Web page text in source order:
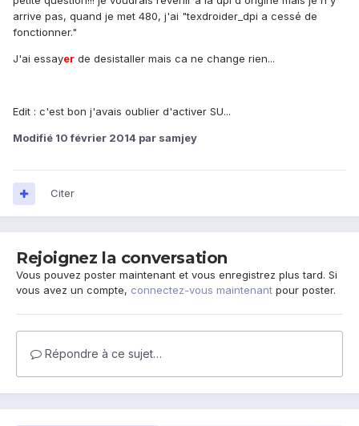
arrive pas, quand je met 480, j'ai "texdroider_dpi a cessé de
fonctionner."
J'ai essayer de desistaller mais ca ne change rien...
Edit : c'est bon j'avais oublier d'activer SU...
Modifié 10 février 2014 par samjey
Citer
Rejoignez la conversation
Vous pouvez poster maintenant et vous enregistrez plus tard. Si
vous avez un compte, connectez-vous maintenant pour poster.
Répondre à ce sujet…